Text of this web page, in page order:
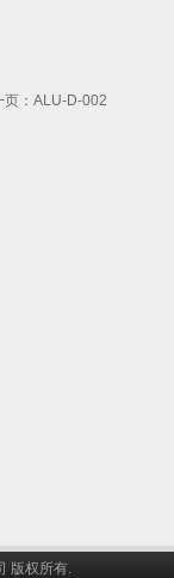
页：ALU-D-002
版权所有.